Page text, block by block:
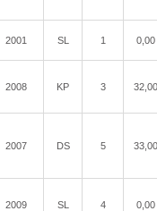
2001 SL 1 0,00
2008 KP 3 32,00
2007 DS 5 33,00
2009 SL 4 0,00